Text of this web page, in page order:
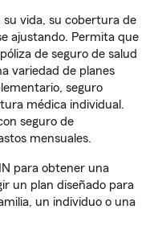
vida, su cobertura de
ajustando. Permita que
de seguro de salud
variedad de planes
seguro
médica individual.
seguro de
mensuales.
para obtener una
un plan diseñado para
un individuo o una